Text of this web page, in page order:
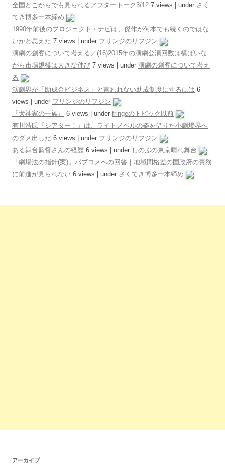
全国どこからでも見られるアフタートーク3/12 7 views under さく
てき博多一本締め
1990年前後のプロジェクト・ナビは、傑作が何本でも続くのではな
いかと思えた 7 views under フリンジのリフジン
演劇の創客について考える／(16)2015年の演劇公演回数は横ばいな
がら市場規模は大きな伸び 7 views under 演劇の創客について考え
る
演劇界が「助成金ビジネス」と言われない助成制度にするには 6
views
under フリンジのリフジン
『犬神家の一族』
6 views under fringeのトピック以前
有川浩氏『シアター！』は、ライトノベルの姿を借りた小劇場界へ
のダメ出しだ 6 views under フリンジのリフジン
ある舞台監督さんの経歴 6 views under しのぶの東京晴れ舞台
「劇場法の指針(案)」パブコメへの回答｜地域間格差の国政府の責務
に前進が見られない 6 views under さくてき博多一本締め
アーカイブ